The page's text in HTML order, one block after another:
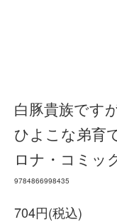
白豚貴族です
ひよこな弟育
ロナ・コミッ
9784866998435
704円(税込)